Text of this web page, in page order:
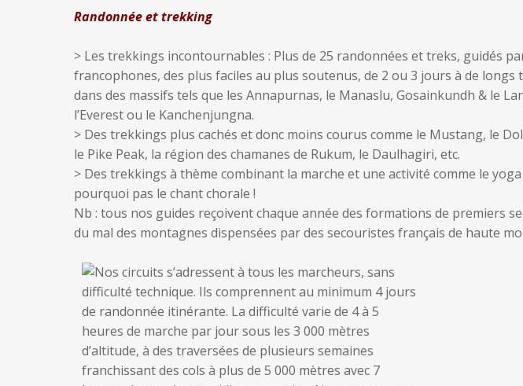
Randonnée et trekking
> Les trekkings incontournables : Plus de 25 randonnées et treks, guidés
francophones, des plus faciles au plus soutenus, de 2 ou 3 jours à de longs
dans des massifs tels que les Annapurnas, le Manaslu, Gosainkundh & le
l’Everest ou le Kanchenjungna.
> Des trekkings plus cachés et donc moins courus comme le Mustang, le
le Pike Peak, la région des chamanes de Rukum, le Daulhagiri, etc.
> Des trekkings à thème combinant la marche et une activité comme le
pourquoi pas le chant chorale !
Nb : tous nos guides reçoivent chaque année des formations de premiers
du mal des montagnes dispensées par des secouristes français de haute